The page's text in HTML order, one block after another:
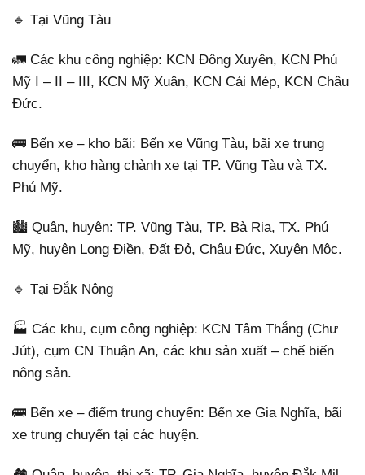
🔹 Tại Vũng Tàu
🚛 Các khu công nghiệp: KCN Đông Xuyên, KCN Phú
Mỹ I – II – III, KCN Mỹ Xuân, KCN Cái Mép, KCN Châu
Đức.
🚌 Bến xe – kho bãi: Bến xe Vũng Tàu, bãi xe trung
chuyển, kho hàng chành xe tại TP. Vũng Tàu và TX.
Phú Mỹ.
🏙️ Quận, huyện: TP. Vũng Tàu, TP. Bà Rịa, TX. Phú
Mỹ, huyện Long Điền, Đất Đỏ, Châu Đức, Xuyên Mộc.
🔹 Tại Đắk Nông
🏭 Các khu, cụm công nghiệp: KCN Tâm Thắng (Chư
Jút), cụm CN Thuận An, các khu sản xuất – chế biến
nông sản.
🚌 Bến xe – điểm trung chuyển: Bến xe Gia Nghĩa, bãi
xe trung chuyển tại các huyện.